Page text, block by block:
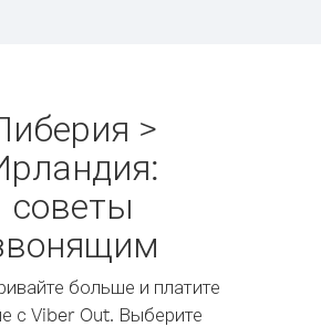
>
советы
больше и платите
с Viber Out. Выберите